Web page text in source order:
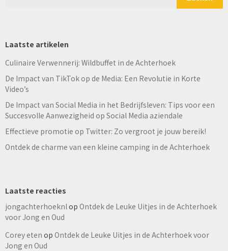
Laatste artikelen
Culinaire Verwennerij: Wildbuffet in de Achterhoek
De Impact van TikTok op de Media: Een Revolutie in Korte
Video’s
De Impact van Social Media in het Bedrijfsleven: Tips voor een
Succesvolle Aanwezigheid op Social Media aziendale
Effectieve promotie op Twitter: Zo vergroot je jouw bereik!
Ontdek de charme van een kleine camping in de Achterhoek
Laatste reacties
jongachterhoeknl op Ontdek de Leuke Uitjes in de Achterhoek
voor Jong en Oud
Corey eten op Ontdek de Leuke Uitjes in de Achterhoek voor
Jong en Oud